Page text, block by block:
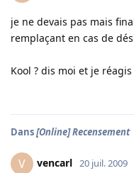
je ne devais pas mais
remplaçant en cas de
Kool ? dis moi et je
Dans[Online] Recensement
V vencarl 20 juil. 2009